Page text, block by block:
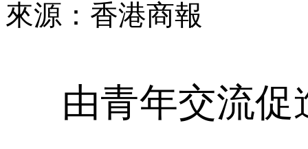
來源：香港商報
由青年交流促